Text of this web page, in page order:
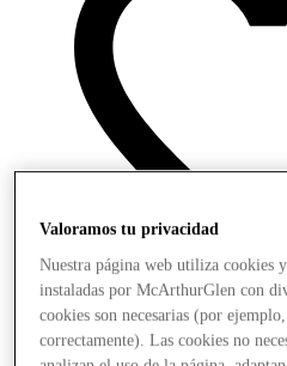
Valoramos tu privacidad
Nuestra página web utiliza cookies
instaladas por McArthurGlen con
cookies son necesarias (por
correctamente). Las cookies no